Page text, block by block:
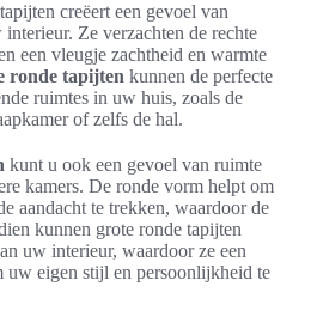
creëert een gevoel van
Ze verzachten de rechte
een vleugje zachtheid en warmte
ronde tapijten kunnen de perfecte
ruimtes in uw huis, zoals de
of zelfs de hal.
kunt u ook een gevoel van ruimte
kamers. De ronde vorm helpt om
aandacht te trekken, waardoor de
kunnen grote ronde tapijten
uw interieur, waardoor ze een
uw eigen stijl en persoonlijkheid te